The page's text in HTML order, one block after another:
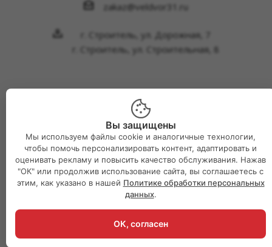
zakaz@veldvor31.ru
г. Строитель, ул. Дорожная, 7
г. Строитель, ул. Строительная, 8
2026 © Интернет-магазин Великий двор
Вы защищены
Мы используем файлы cookie и аналогичные технологии,
чтобы помочь персонализировать контент, адаптировать и
оценивать рекламу и повысить качество обслуживания. Нажав
"ОК" или продолжив использование сайта, вы соглашаетесь с
этим, как указано в нашей Политике обработки персональных
данных.
ОК, согласен